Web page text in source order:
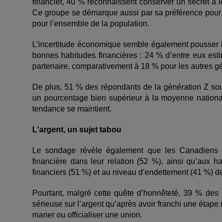
Ce groupe se démarque aussi par sa préférence
pour l ’ensemble de la population.
L’incertitude économique semble également
bonnes habitudes financières : 24 % d’entre eux
partenaire, comparativement à 18 % pour les autres
De plus, 51 % des répondants de la génération Z
un pourcentage bien supérieur à la moyenne
tendance se maintient.
L'argent, un sujet tabou
Le sondage révèle également que les
financière dans leur relation (52 %), ainsi qu’aux
financiers (51 %) et au niveau d’endettement (41 %)
Pourtant, malgré cette quête d’honnêteté, 39 %
sérieuse sur l’argent qu’après avoir franchi une
marier ou officialiser une union.